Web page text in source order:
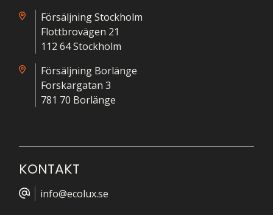
Försäljning Stockholm
Flottbrovägen 21
112 64 Stockholm
Försäljning Borlänge
Forskargatan 3
781 70 Borlänge
KONTAKT
info@ecolux.se